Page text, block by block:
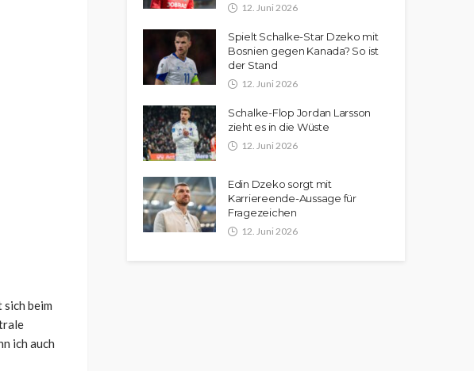
beim
ich auch
12. Juni 2026
Spielt Schalke-Star Dzeko mit
Bosnien gegen Kanada? So ist
der Stand
12. Juni 2026
Schalke-Flop Jordan Larsson
zieht es in die Wüste
12. Juni 2026
Edin Dzeko sorgt mit
Karriereende-Aussage für
Fragezeichen
12. Juni 2026